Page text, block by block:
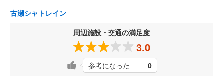
古瀬シャトレイン
周辺施設・交通の満足度
3.0
参考になった 0